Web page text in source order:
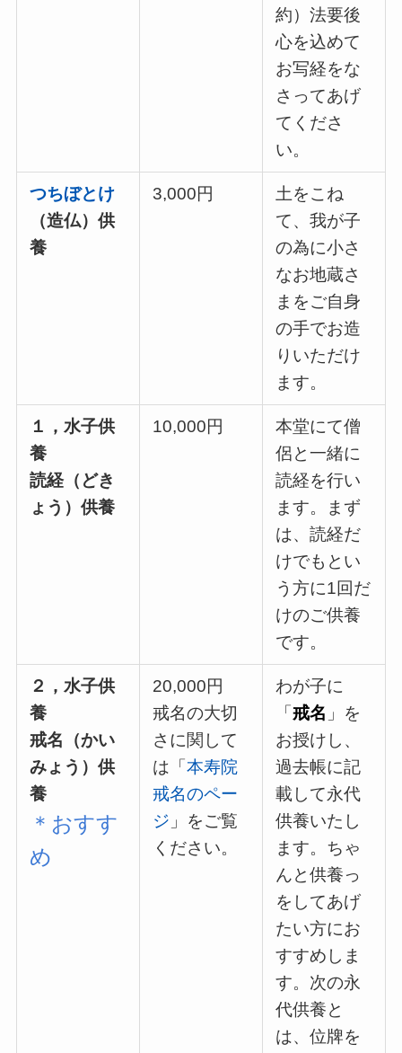
約）法要後
心を込めて
お写経をな
さってあげ
てくださ
い。
つちぼとけ
（造仏）供
養
3,000円
土をこね
て、我が子
の為に小さ
なお地蔵さ
まをご自身
の手でお造
りいただけ
ます。
１，水子供
養
読経（どき
ょう）供養
10,000円
本堂にて僧
侶と一緒に
読経を行い
ます。まず
は、読経だ
けでもとい
う方に1回だ
けのご供養
です。
２，水子供
養
戒名（かい
みょう）供
養
＊おすす
め
20,000円
戒名の大切
さに関して
は「本寿院
戒名のペー
ジ 」をご覧
ください。
わが子に
「戒名 」を
お授けし、
過去帳に記
載して永代
供養いたし
ます。ちゃ
んと供養っ
をしてあげ
たい方にお
すすめしま
す。次の永
代供養と
は、位牌を